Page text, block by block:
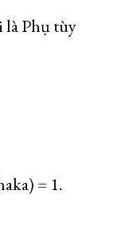
Phụ tùy
= 1.